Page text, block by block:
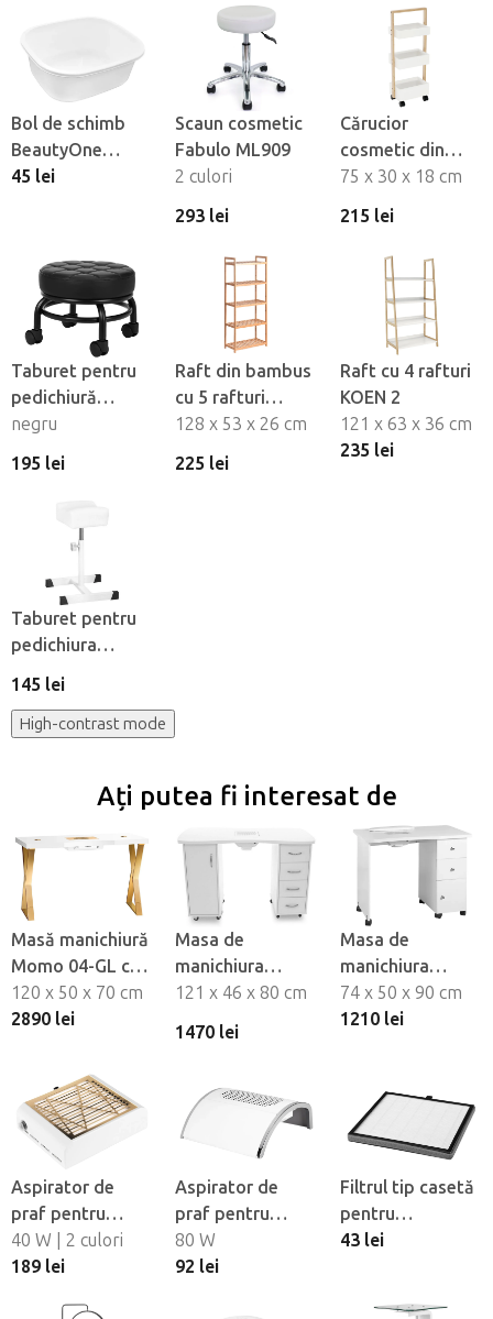
Bol de schimb
BeautyOne
pentru cadă de
45 lei
Scaun cosmetic
Fabulo ML909
2 culori
293 lei
Cărucior
cosmetic din
bambus ARTO
75 x 30 x 18 cm
215 lei
Taburet pentru
pedichiură
BeautyOne H-13
negru
195 lei
Raft din bambus
cu 5 rafturi
FIORE 3
128 x 53 x 26 cm
225 lei
Raft cu 4 rafturi
KOEN 2
121 x 63 x 36 cm
235 lei
Taburet pentru
pedichiura
BeautyOne Bell
145 lei
High-contrast mode
Ați putea fi interesat de
Masă manichiură
Momo 04-GL cu
aspirator
120 x 50 x 70 cm
2890 lei
Masa de
manichiura
Azzurro 2027 cu
extractor
121 x 46 x 80 cm
1470 lei
Masa de
manichiura
BeautyOne 011B
cu extractor
74 x 50 x 90 cm
1210 lei
Aspirator de
praf pentru
unghii Momo J-
23
40 W | 2 culori
189 lei
Aspirator de
praf pentru
unghii Momo
Basic 383
80 W
92 lei
Filtrul tip casetă
pentru
aspiratorul
43 lei